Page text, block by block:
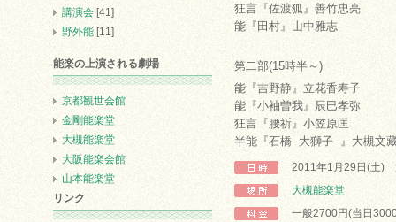
狂言『佐渡狐』善竹忠亮
能『田村』山中雅志
第二部(15時半～)
能『吉野静』立花香寿子
能『小袖曽我』辰巳孝弥
狂言『腰祈』小笠原匡
半能『石橋 -大獅子- 』大槻文
2011年1月29日(土)
大槻能楽堂
一般2700円(当日
講演会 [41]
野外能 [11]
能楽の上演される劇場
京都観世会館
金剛能楽堂
大槻能楽堂
大阪能楽会館
山本能楽堂
リンク